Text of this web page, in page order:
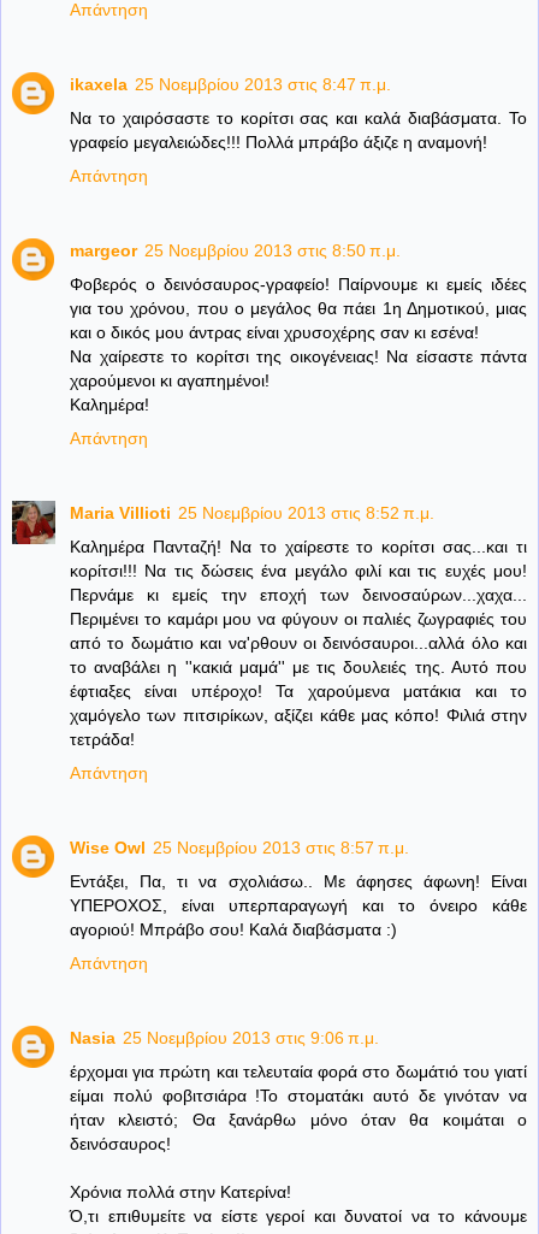
Απάντηση
ikaxela 25 Νοεμβρίου 2013 στις 8:47 π.μ.
Να το χαιρόσαστε το κορίτσι σας και καλά διαβάσματα. Το
γραφείο μεγαλειώδες!!! Πολλά μπράβο άξιζε η αναμονή!
Απάντηση
margeor 25 Νοεμβρίου 2013 στις 8:50 π.μ.
Φοβερός ο δεινόσαυρος-γραφείο! Παίρνουμε κι εμείς ιδέες
για του χρόνου, που ο μεγάλος θα πάει 1η Δημοτικού, μιας
και ο δικός μου άντρας είναι χρυσοχέρης σαν κι εσένα!
Να χαίρεστε το κορίτσι της οικογένειας! Να είσαστε πάντα
χαρούμενοι κι αγαπημένοι!
Καλημέρα!
Απάντηση
Maria Villioti 25 Νοεμβρίου 2013 στις 8:52 π.μ.
Καλημέρα Πανταζή! Να το χαίρεστε το κορίτσι σας...και τι
κορίτσι!!! Να τις δώσεις ένα μεγάλο φιλί και τις ευχές μου!
Περνάμε κι εμείς την εποχή των δεινοσαύρων...χαχα...
Περιμένει το καμάρι μου να φύγουν οι παλιές ζωγραφιές του
από το δωμάτιο και να'ρθουν οι δεινόσαυροι...αλλά όλο και
το αναβάλει η ''κακιά μαμά'' με τις δουλειές της. Αυτό που
έφτιαξες είναι υπέροχο! Τα χαρούμενα ματάκια και το
χαμόγελο των πιτσιρίκων, αξίζει κάθε μας κόπο! Φιλιά στην
τετράδα!
Απάντηση
Wise Owl 25 Νοεμβρίου 2013 στις 8:57 π.μ.
Εντάξει, Πα, τι να σχολιάσω.. Με άφησες άφωνη! Είναι
ΥΠΕΡΟΧΟΣ, είναι υπερπαραγωγή και το όνειρο κάθε
αγοριού! Μπράβο σου! Καλά διαβάσματα :)
Απάντηση
Nasia 25 Νοεμβρίου 2013 στις 9:06 π.μ.
έρχομαι για πρώτη και τελευταία φορά στο δωμάτιό του γιατί
είμαι πολύ φοβιτσιάρα !Το στοματάκι αυτό δε γινόταν να
ήταν κλειστό; Θα ξανάρθω μόνο όταν θα κοιμάται ο
δεινόσαυρος!
Χρόνια πολλά στην Κατερίνα!
Ό,τι επιθυμείτε να είστε γεροί και δυνατοί να το κάνουμε